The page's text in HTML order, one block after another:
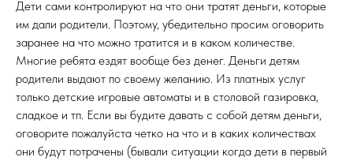
Дети сами контролируют на что они тратят деньги, которые
им дали родители. Поэтому, убедительно просим оговорить
заранее на что можно тратится и в каком количестве.
Многие ребята ездят вообще без денег. Деньги детям
родители выдают по своему желанию. Из платных услуг
только детские игровые автоматы и в столовой газировка,
сладкое и тп. Если вы будите давать с собой детям деньги,
оговорите пожалуйста четко на что и в каких количествах
они будут потрачены (бывали ситуации когда дети в первый